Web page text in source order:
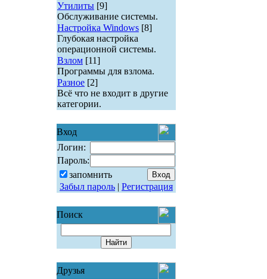
Утилиты [9]
Обслуживание системы.
Настройка Windows [8]
Глубокая настройка
операционной системы.
Взлом [11]
Программы для взлома.
Разное [2]
Всё что не входит в другие
категории.
Вход
Логин:
Пароль:
запомнить
Забыл пароль| Регистрация
Поиск
Друзья